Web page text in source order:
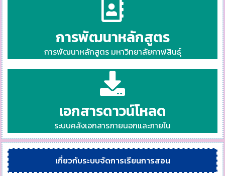
การพัฒนาหลักสูตร
การพัฒนาหลักสูตร มหาวิทยาลัยกาฬสินธุ์
เอกสารดาวน์โหลด
ระบบคลังเอกสารภายนอกและภายใน
เกี่ยวกับระบบจัดการเรียนการสอน